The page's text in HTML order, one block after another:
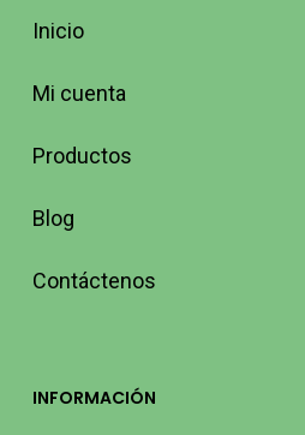
Inicio
Mi cuenta
Productos
Blog
Contáctenos
INFORMACIÓN